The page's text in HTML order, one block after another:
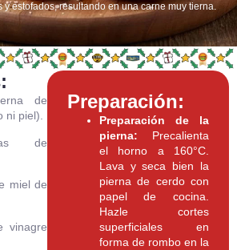
estofados, resultando en una carne muy tierna.
de
ni piel).
de
miel de
vinagre
Preparación:
Preparación de la
pierna: Precalienta
el horno a 160°C.
Lava y seca bien la
pierna de cerdo con
papel de cocina.
Hazle cortes
superficiales en
forma de rombo en la